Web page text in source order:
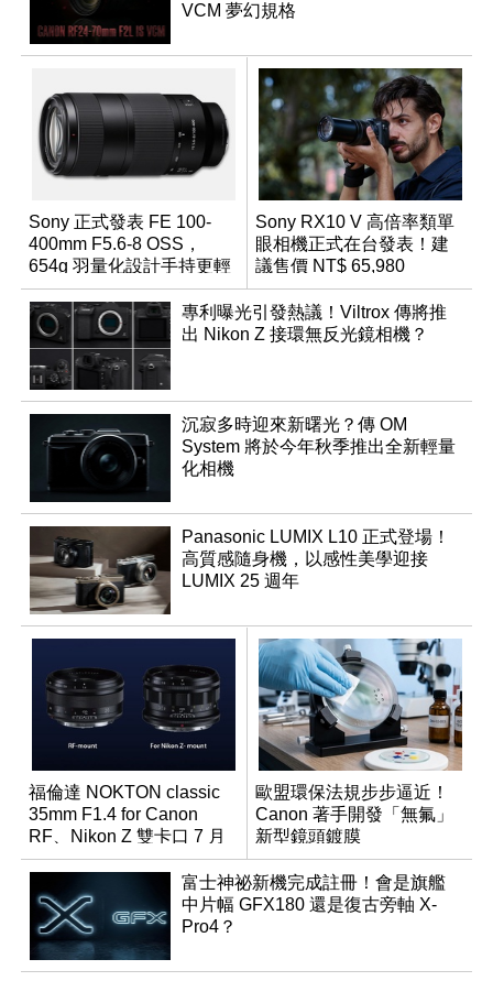
VCM 夢幻規格
Sony 正式發表 FE 100-
400mm F5.6-8 OSS，
654g 羽量化設計手持更輕
鬆
Sony RX10 V 高倍率類單
眼相機正式在台發表！建
議售價 NT$ 65,980
專利曝光引發熱議！Viltrox 傳將推
出 Nikon Z 接環無反光鏡相機？
沉寂多時迎來新曙光？傳 OM
System 將於今年秋季推出全新輕量
化相機
Panasonic LUMIX L10 正式登場！
高質感隨身機，以感性美學迎接
LUMIX 25 週年
福倫達 NOKTON classic
35mm F1.4 for Canon
RF、Nikon Z 雙卡口 7 月
同步登台
歐盟環保法規步步逼近！
Canon 著手開發「無氟」
新型鏡頭鍍膜
富士神祕新機完成註冊！會是旗艦
中片幅 GFX180 還是復古旁軸 X-
Pro4？